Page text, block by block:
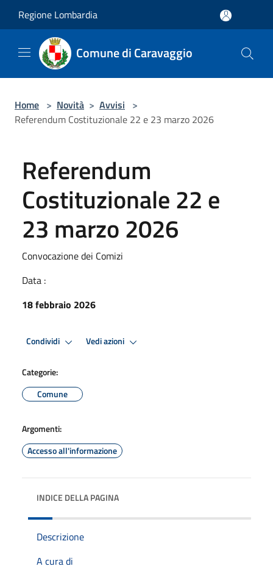
Regione Lombardia
Comune di Caravaggio
Home > Novità > Avvisi >
Referendum Costituzionale 22 e 23 marzo 2026
Referendum
Costituzionale 22 e
23 marzo 2026
Convocazione dei Comizi
Data :
18 febbraio 2026
Condividi Vedi azioni
Categorie:
Comune
Argomenti:
Accesso all'informazione
INDICE DELLA PAGINA
Descrizione
A cura di